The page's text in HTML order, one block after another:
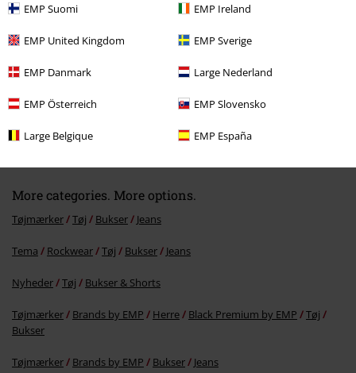
EMP Suomi EMP Ireland
EMP United Kingdom EMP Sverige
EMP Danmark Large Nederland
EMP Österreich EMP Slovensko
Large Belgique EMP España
kr 519.95
More categories. More options.
Tøjmærker Tøj Bukser Jeans
Tema Rockwear Tøj Bukser Jeans
Nyheder Tøj Bukser & Shorts
Tøjmærker Brands by EMP Herre Black Premium by EMP
Tøj
Bukser
Tøjmærker Brands by EMP Bukser Jeans